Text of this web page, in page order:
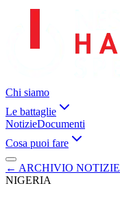
Chi siamo
Le battaglie
NotizieDocumenti
Cosa puoi fare
← ARCHIVIO NOTIZIE
NIGERIA